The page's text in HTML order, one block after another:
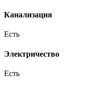
Канализация
Есть
Электричество
Есть